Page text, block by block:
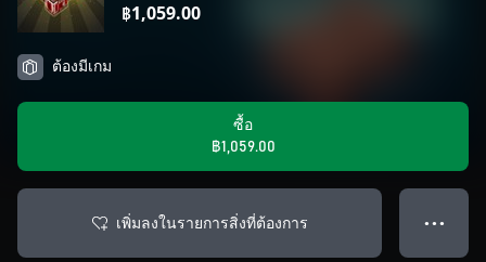
฿1,059.00
ต้องมีเกม
ซื้อ
฿1,059.00
เพิ่มลงในรายการสิ่งที่ต้องการ ● ● ●